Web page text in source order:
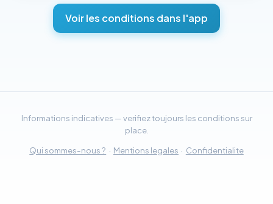
Voir les conditions dans l'app
Informations indicatives — verifiez toujours les conditions sur
place.
Qui sommes-nous ? · Mentions legales · Confidentialite